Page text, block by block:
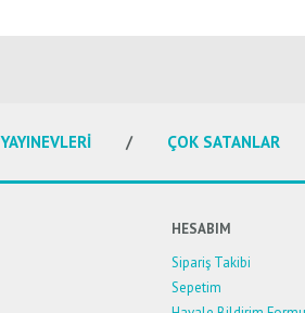
Bu ürüne ilk
YAYINEVLERİ ÇOK SATANLAR
HESABIM
Sipariş Takibi
Sepetim